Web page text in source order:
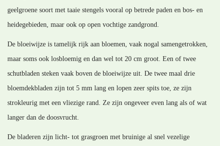
geelgroene soort met taaie stengels vooral op betrede paden en bos- en
heidegebieden, maar ook op open vochtige zandgrond.
De bloeiwijze is tamelijk rijk aan bloemen, vaak nogal samengetrokken,
maar soms ook losbloemig en dan wel tot 20 cm groot. Een of twee
schutbladen steken vaak boven de bloeiwijze uit. De twee maal drie
bloemdekbladen zijn tot 5 mm lang en lopen zeer spits toe, ze zijn
strokleurig met een vliezige rand. Ze zijn ongeveer even lang als of wat
langer dan de doosvrucht.
De bladeren zijn licht- tot grasgroen met bruinige al snel vezelige